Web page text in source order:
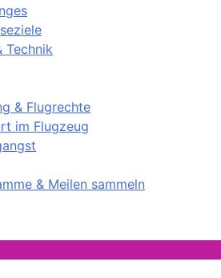
Technik
& Flugrechte
im Flugzeug
& Meilen sammeln